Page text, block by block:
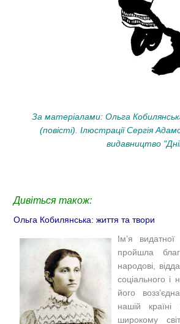
За матеріалами: Ольга
(повісті). Ілюстрації Сергія
видавництво
Дивіться також:
Ольга Кобилянська: життя та твори
Ім’я
пройшла
народові,
соціального і
його
нашій
широкому